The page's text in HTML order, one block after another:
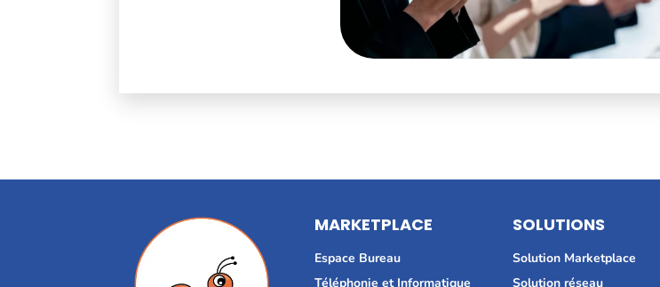
MARKETPLACE
Espace Bureau
Téléphonie et Informatique
SOLUTIONS
Solution Marketplace
Solution réseau